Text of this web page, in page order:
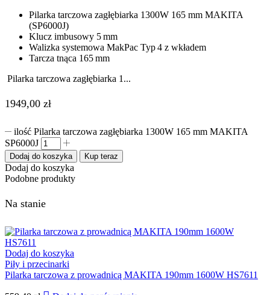
Pilarka tarczowa zagłębiarka 1300W 165 mm MAKITA
(SP6000J)
Klucz imbusowy 5 mm
Walizka systemowa MakPac Typ 4 z wkładem
Tarcza tnąca 165 mm
Pilarka tarczowa zagłębiarka 1...
1949,00 zł
ilość Pilarka tarczowa zagłębiarka 1300W 165 mm MAKITA
SP6000J
Dodaj do koszyka Kup teraz
Dodaj do koszyka
Podobne produkty
Na stanie
Dodaj do koszyka
Piły i przecinarki
Pilarka tarczowa z prowadnicą MAKITA 190mm 1600W HS7611